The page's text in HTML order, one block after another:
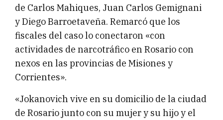
de Carlos Mahiques, Juan Carlos Gemignani
y Diego Barroetaveña. Remarcó que los
fiscales del caso lo conectaron «con
actividades de narcotráfico en Rosario con
nexos en las provincias de Misiones y
Corrientes».
«Jokanovich vive en su domicilio de la ciudad
de Rosario junto con su mujer y su hijo y el